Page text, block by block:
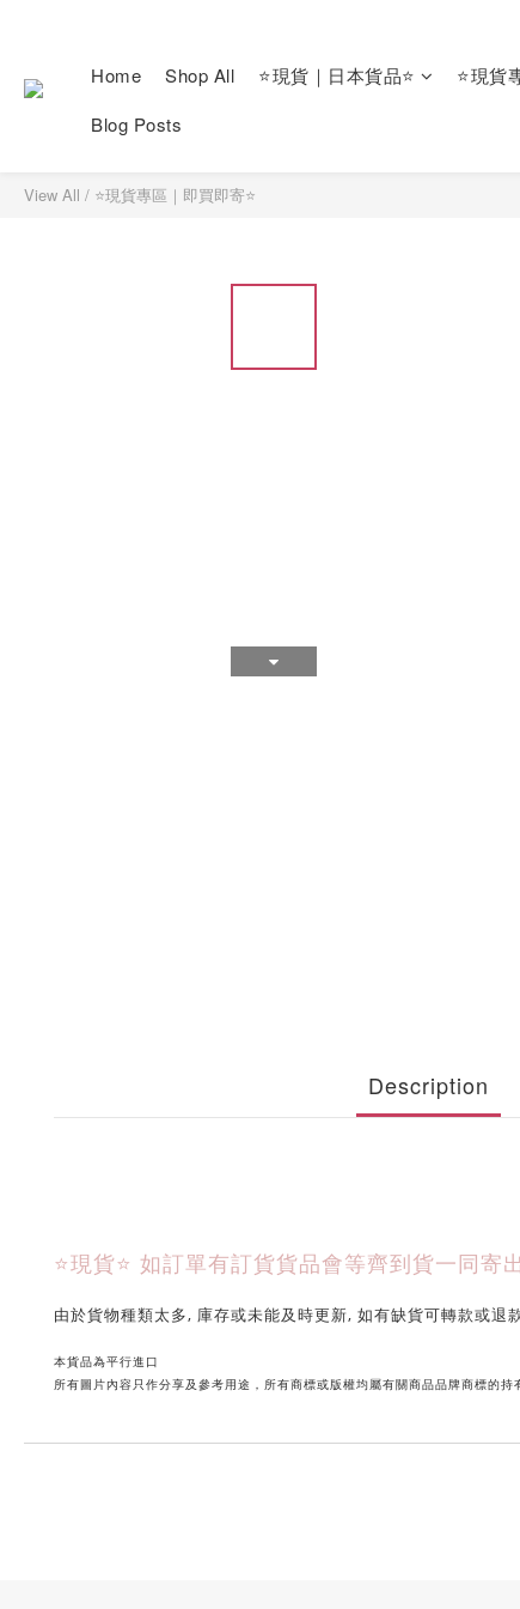
Home Shop All ⭐現貨｜日本貨品⭐ ⭐現貨
Blog Posts
View All / ⭐現貨專區｜即買即寄⭐
Description
⭐現貨⭐ 如訂單有訂貨貨品會等齊到貨一同寄出
由於貨物種類太多, 庫存或未能及時更新, 如有缺貨可轉款或退
本貨品為平行進口
所有圖片內容只作分享及參考用途，所有商標或版權均屬有關商品品牌商標的持